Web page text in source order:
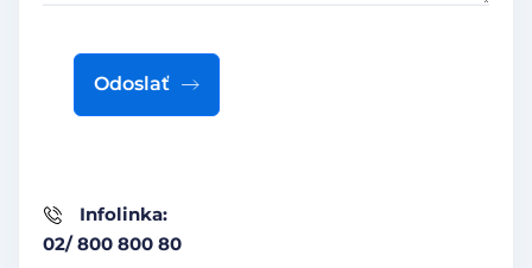
Infolinka:
02/ 800 800 80
Odoslať